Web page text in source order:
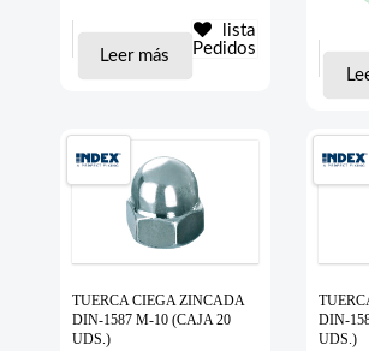
Leer más
lista
Pedidos
TUERCA CIEGA ZINCADA
DIN-1587 M-10 (CAJA 20
UDS.)
DIN-
UDS.)